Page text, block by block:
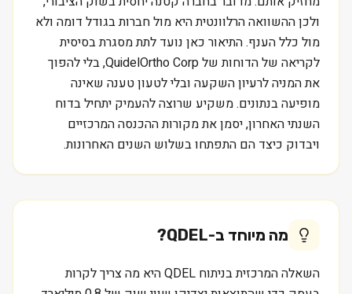
ולכן ההשוואה הרלוונטית היא מול חברות בגודל דומה ולא
מול כלל הענף. התיאור כאן נועד לתת מסגרת בסיסית
לקריאה של הדוחות של QuidelOrtho Corp, בלי להפוך
את המניה לרעיון השקעה ובלי לטעון טענה שאינה
מופיעה בנתונים. משקיע שרוצה להעמיק יתחיל בדוח
השנתי האחרון, יסמן את מקורות ההכנסה המרכזיים
ויבדוק כיצד הם התפתחו בשלוש השנים האחרונות.
מה מיוחד ב-QDEL
?
השאלה המרכזית בניתוח QDEL היא מה צריך לקרות